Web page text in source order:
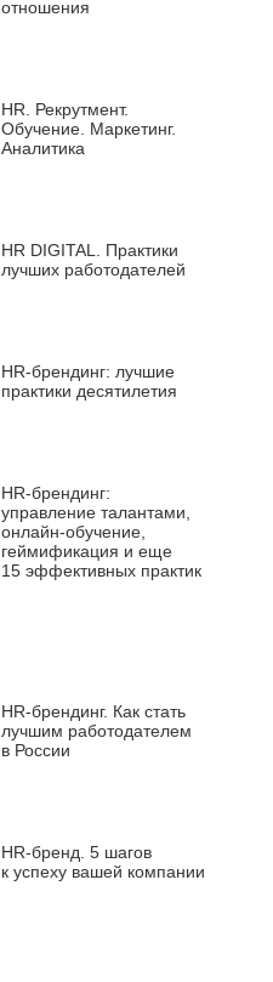
отношения
HR. Рекрутмент.
Обучение. Маркетинг.
Аналитика
HR DIGITAL. Практики
лучших работодателей
HR‑брендинг: лучшие
практики десятилетия
HR‑брендинг:
управление талантами,
онлайн‑обучение,
геймификация и еще
15 эффективных практик
HR‑брендинг. Как стать
лучшим работодателем
в России
HR‑бренд. 5 шагов
к успеху вашей компании